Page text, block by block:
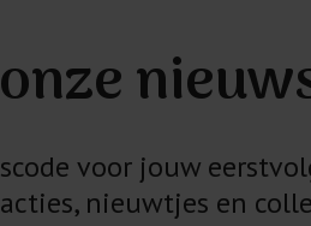
voor jouw
nieuwtjes en